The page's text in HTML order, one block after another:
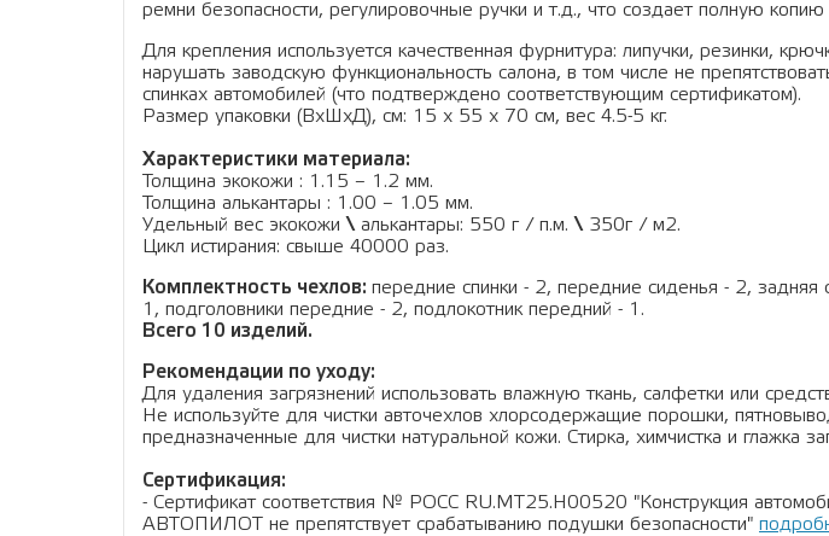
ремни безопасности, регулировочные ручки и т.д., что создает полную
Для крепления используется качественная фурнитура: липучки, резинки,
нарушать заводскую функциональность салона, в том числе не
спинках автомобилей (что подтверждено соответствующим сертификатом).
Размер упаковки (ВхШхД), см: 15 x 55 x 70 см, вес 4.5-5 кг.
Характеристики материала:
Толщина экокожи : 1.15 – 1.2 мм.
Толщина алькантары : 1.00 – 1.05 мм.
Удельный вес экокожи \алькантары: 550 г / п.м. \350г / м2.
Цикл истирания: свыше 40000 раз.
Комплектность чехлов: передние спинки - 2, передние сиденья - 2,
1, подголовники передние - 2, подлокотник передний - 1.
Всего 10 изделий.
Рекомендации по уходу:
Для удаления загрязнений использовать влажную ткань, салфетки или
Не используйте для чистки авточехлов хлорсодержащие порошки,
предназначенные для чистки натуральной кожи. Стирка, химчистка и глажка
Сертификация:
- Сертификат соответствия № РОСС RU.МТ25.Н00520 "Конструкция
АВТОПИЛОТ не препятствует срабатыванию подушки безопасности"